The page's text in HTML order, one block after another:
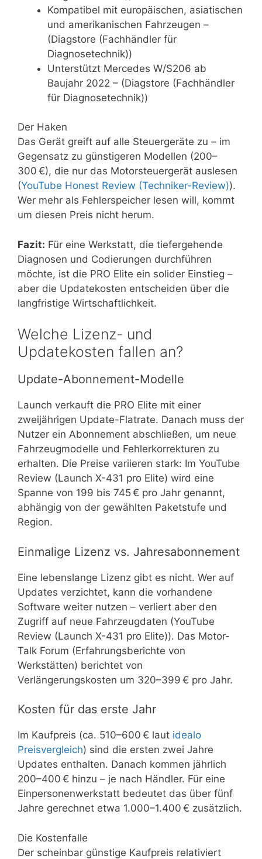
Kompatibel mit europäischen, asiatischen
und amerikanischen Fahrzeugen –
(Diagstore (Fachhändler für
Diagnosetechnik))
Unterstützt Mercedes W/S206 ab
Baujahr 2022 – (Diagstore (Fachhändler
für Diagnosetechnik))
Der Haken
Das Gerät greift auf alle Steuergeräte zu – im
Gegensatz zu günstigeren Modellen (200–
300 €), die nur das Motorsteuergerät auslesen
(YouTube Honest Review (Techniker-Review)).
Wer mehr als Fehlerspeicher lesen will, kommt
um diesen Preis nicht herum.
Fazit: Für eine Werkstatt, die tiefergehende
Diagnosen und Codierungen durchführen
möchte, ist die PRO Elite ein solider Einstieg –
aber die Updatekosten entscheiden über die
langfristige Wirtschaftlichkeit.
Welche Lizenz- und
Updatekosten fallen an?
Update-Abonnement-Modelle
Launch verkauft die PRO Elite mit einer
zweijährigen Update-Flatrate. Danach muss der
Nutzer ein Abonnement abschließen, um neue
Fahrzeugmodelle und Fehlerkorrekturen zu
erhalten. Die Preise variieren stark: Im YouTube
Review (Launch X-431 pro Elite) wird eine
Spanne von 199 bis 745 € pro Jahr genannt,
abhängig von der gewählten Paketstufe und
Region.
Einmalige Lizenz vs. Jahresabonnement
Eine lebenslange Lizenz gibt es nicht. Wer auf
Updates verzichtet, kann die vorhandene
Software weiter nutzen – verliert aber den
Zugriff auf neue Fahrzeugdaten (YouTube
Review (Launch X-431 pro Elite)). Das Motor-
Talk Forum (Erfahrungsberichte von
Werkstätten) berichtet von
Verlängerungskosten um 320–399 € pro Jahr.
Kosten für das erste Jahr
Im Kaufpreis (ca. 510–600 € laut idealo
Preisvergleich) sind die ersten zwei Jahre
Updates enthalten. Danach kommen jährlich
200–400 € hinzu – je nach Händler. Für eine
Einpersonenwerkstatt bedeutet das über fünf
Jahre gerechnet etwa 1.000–1.400 € zusätzlich.
Die Kostenfalle
Der scheinbar günstige Kaufpreis relativiert